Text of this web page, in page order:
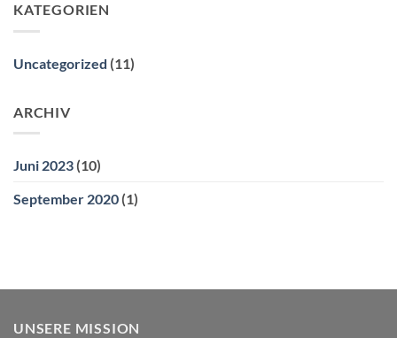
KATEGORIEN
Uncategorized (11)
ARCHIV
Juni 2023 (10)
September 2020 (1)
UNSERE MISSION